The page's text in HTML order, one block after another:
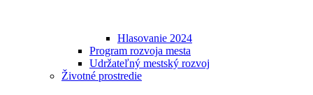
Hlasovanie 2024
Program rozvoja mesta
Udržateľný mestský rozvoj
Životné prostredie